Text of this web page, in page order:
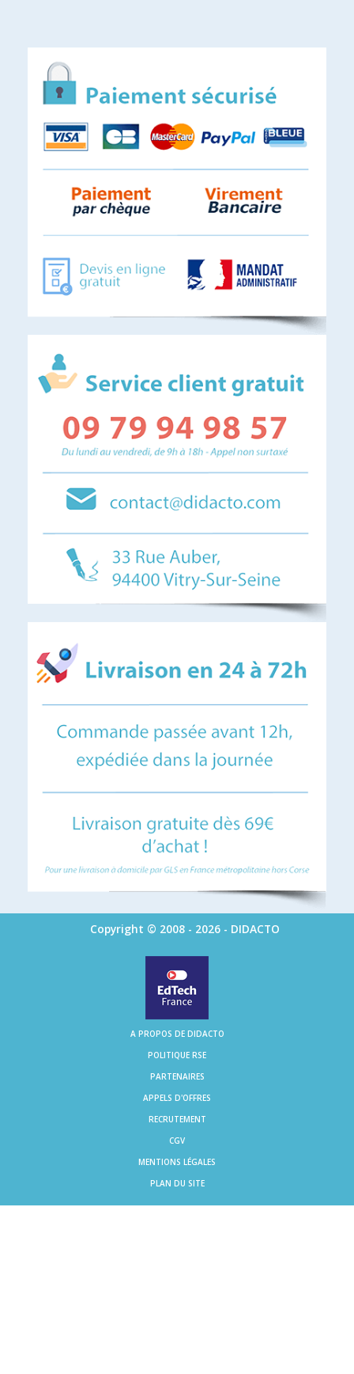
Copyright © 2008 - 2026 - DIDACTO
A PROPOS DE DIDACTO
POLITIQUE RSE
PARTENAIRES
APPELS D'OFFRES
RECRUTEMENT
CGV
MENTIONS LÉGALES
PLAN DU SITE